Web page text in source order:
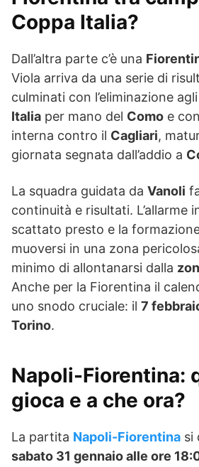
Coppa Italia?
Dall’altra parte c’è una
Viola arriva da una serie di
culminati con l’eliminazione agli
Italia per mano del Como e
interna contro il Cagliari,
giornata segnata dall’addio a
La squadra guidata da Vanoli
continuità e risultati. L’allarme
scattato presto e la
muoversi in una zona
minimo di allontanarsi dalla
Anche per la Fiorentina il
uno snodo cruciale: il 7
Torino.
Napoli-Fiorentina:
gioca e a che ora?
La partita Napoli-Fiorentina si
sabato 31 gennaio alle ore